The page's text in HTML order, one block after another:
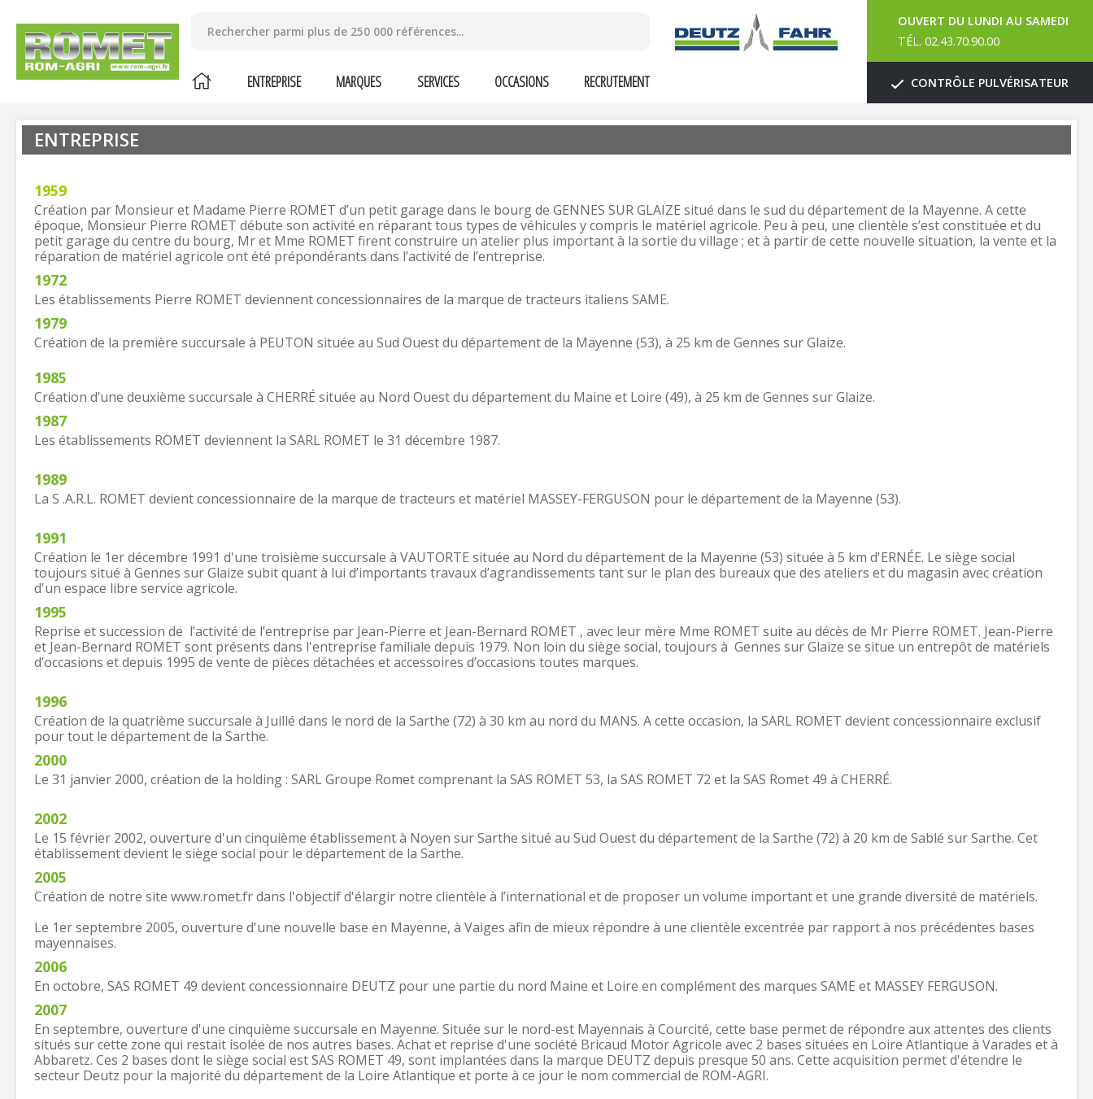
ENTREPRISE MARQUES SERVICES OCCASIONS RECRUTEMENT
OUVERT DU LUNDI AU SAMEDI
TÉL. 02.43.70.90.00
CONTRÔLE PULVÉRISATEUR
ENTREPRISE
1959
Création par Monsieur et Madame Pierre ROMET d’un petit garage dans le bourg de GENNES SUR GLAIZE situé dans le sud du département de la Mayenne. A cette
époque, Monsieur Pierre ROMET débute son activité en réparant tous types de véhicules y compris le matériel agricole. Peu à peu, une clientèle s’est constituée et du
petit garage du centre du bourg, Mr et Mme ROMET firent construire un atelier plus important à la sortie du village ; et à partir de cette nouvelle situation, la vente et la
réparation de matériel agricole ont été prépondérants dans l’activité de l’entreprise.
1972
Les établissements Pierre ROMET deviennent concessionnaires de la marque de tracteurs italiens SAME.
1979
Création de la première succursale à PEUTON située au Sud Ouest du département de la Mayenne (53), à 25 km de Gennes sur Glaize.
1985
Création d’une deuxième succursale à CHERRÉ située au Nord Ouest du département du Maine et Loire (49), à 25 km de Gennes sur Glaize.
1987
Les établissements ROMET deviennent la SARL ROMET le 31 décembre 1987.
1989
La S .A.R.L. ROMET devient concessionnaire de la marque de tracteurs et matériel MASSEY-FERGUSON pour le département de la Mayenne (53).
1991
Création le 1er décembre 1991 d'une troisième succursale à VAUTORTE située au Nord du département de la Mayenne (53) située à 5 km d'ERNÉE. Le siège social
toujours situé à Gennes sur Glaize subit quant à lui d’importants travaux d’agrandissements tant sur le plan des bureaux que des ateliers et du magasin avec création
d'un espace libre service agricole.
1995
Reprise et succession de l’activité de l’entreprise par Jean-Pierre et Jean-Bernard ROMET , avec leur mère Mme ROMET suite au décès de Mr Pierre ROMET. Jean-Pierre
et Jean-Bernard ROMET sont présents dans l'entreprise familiale depuis 1979. Non loin du siège social, toujours à Gennes sur Glaize se situe un entrepôt de matériels
d’occasions et depuis 1995 de vente de pièces détachées et accessoires d’occasions toutes marques.
1996
Création de la quatrième succursale à Juillé dans le nord de la Sarthe (72) à 30 km au nord du MANS. A cette occasion, la SARL ROMET devient concessionnaire exclusif
pour tout le département de la Sarthe.
2000
Le 31 janvier 2000, création de la holding : SARL Groupe Romet comprenant la SAS ROMET 53, la SAS ROMET 72 et la SAS Romet 49 à CHERRÉ.
2002
Le 15 février 2002, ouverture d'un cinquième établissement à Noyen sur Sarthe situé au Sud Ouest du département de la Sarthe (72) à 20 km de Sablé sur Sarthe. Cet
établissement devient le siège social pour le département de la Sarthe.
2005
Création de notre site www.romet.fr dans l'objectif d'élargir notre clientèle à l’international et de proposer un volume important et une grande diversité de matériels.
Le 1er septembre 2005, ouverture d'une nouvelle base en Mayenne, à Vaiges afin de mieux répondre à une clientèle excentrée par rapport à nos précédentes bases
mayennaises.
2006
En octobre, SAS ROMET 49 devient concessionnaire DEUTZ pour une partie du nord Maine et Loire en complément des marques SAME et MASSEY FERGUSON.
2007
En septembre, ouverture d'une cinquième succursale en Mayenne. Située sur le nord-est Mayennais à Courcité, cette base permet de répondre aux attentes des clients
situés sur cette zone qui restait isolée de nos autres bases. Achat et reprise d'une société Bricaud Motor Agricole avec 2 bases situées en Loire Atlantique à Varades et à
Abbaretz. Ces 2 bases dont le siège social est SAS ROMET 49, sont implantées dans la marque DEUTZ depuis presque 50 ans. Cette acquisition permet d'étendre le
secteur Deutz pour la majorité du département de la Loire Atlantique et porte à ce jour le nom commercial de ROM-AGRI.